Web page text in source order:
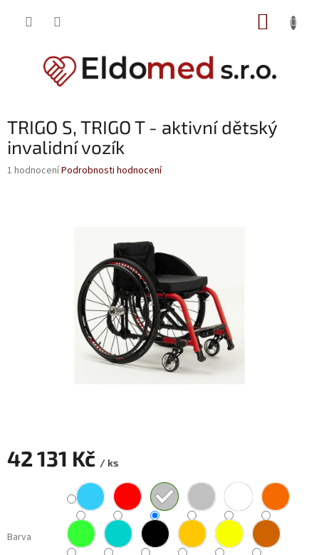
TRIGO S, TRIGO T - aktivní dětský
invalidní vozík
Průměrné
1 hodnoceníPodrobnosti hodnocení
42 131 Kč / ks
Barva